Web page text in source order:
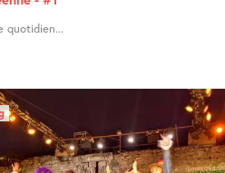
quotidien...